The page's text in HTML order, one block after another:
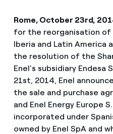
Rome, October 23rd,
for the reorganisation of
Iberia and Latin America
the resolution of the
Enel’s subsidiary Endesa
21st, 2014, Enel
the sale and purchase
and Enel Energy Europe
incorporated under
owned by Enel SpA and